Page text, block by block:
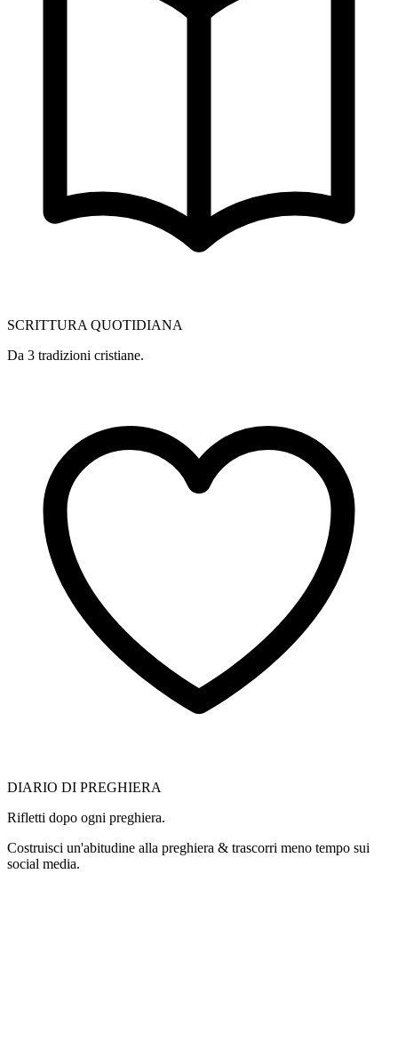
SCRITTURA QUOTIDIANA
Da 3 tradizioni cristiane.
DIARIO DI PREGHIERA
Rifletti dopo ogni preghiera.
Costruisci un'abitudine alla preghiera & trascorri meno tempo sui
social media.